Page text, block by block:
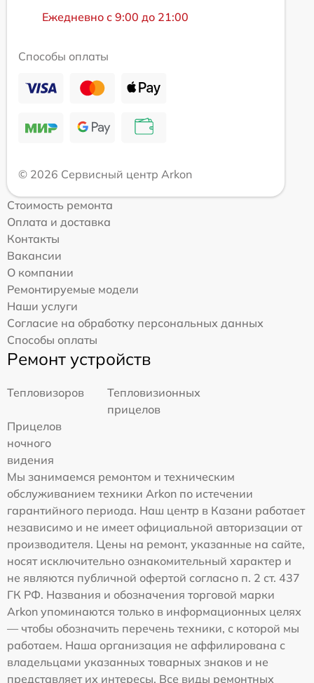
Ежедневно с 9:00 до 21:00
Способы оплаты
© 2026 Сервисный центр Arkon
Стоимость ремонта
Оплата и доставка
Контакты
Вакансии
О компании
Ремонтируемые модели
Наши услуги
Согласие на обработку персональных данных
Способы оплаты
Ремонт устройств
Тепловизоров
Тепловизионных
прицелов
Прицелов
ночного
видения
Мы занимаемся ремонтом и техническим
обслуживанием техники Arkon по истечении
гарантийного периода. Наш центр в Казани работает
независимо и не имеет официальной авторизации от
производителя. Цены на ремонт, указанные на сайте,
носят исключительно ознакомительный характер и
не являются публичной офертой согласно п. 2 ст. 437
ГК РФ. Названия и обозначения торговой марки
Arkon упоминаются только в информационных целях
— чтобы обозначить перечень техники, с которой мы
работаем. Наша организация не аффилирована с
владельцами указанных товарных знаков и не
представляет их интересы. Все виды ремонтных